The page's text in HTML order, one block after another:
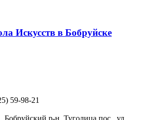
Искусств в Бобруйске
59-98-21
Бобруйский р-н, Туголица пос., ул.